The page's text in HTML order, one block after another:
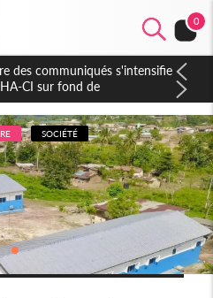
0
Thiam plaide pour un
apaisé
SOCIÉTÉ